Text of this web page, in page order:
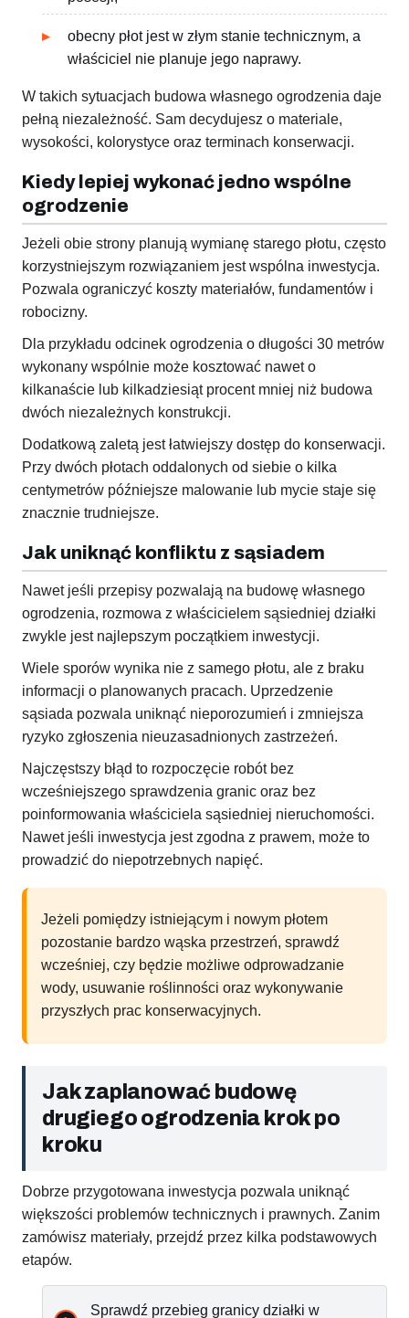
obecny płot jest w złym stanie technicznym, a
właściciel nie planuje jego naprawy.
W takich sytuacjach budowa własnego ogrodzenia daje
pełną niezależność. Sam decydujesz o materiale,
wysokości, kolorystyce oraz terminach konserwacji.
Kiedy lepiej wykonać jedno wspólne
ogrodzenie
Jeżeli obie strony planują wymianę starego płotu, często
korzystniejszym rozwiązaniem jest wspólna inwestycja.
Pozwala ograniczyć koszty materiałów, fundamentów i
robocizny.
Dla przykładu odcinek ogrodzenia o długości 30 metrów
wykonany wspólnie może kosztować nawet o
kilkanaście lub kilkadziesiąt procent mniej niż budowa
dwóch niezależnych konstrukcji.
Dodatkową zaletą jest łatwiejszy dostęp do konserwacji.
Przy dwóch płotach oddalonych od siebie o kilka
centymetrów późniejsze malowanie lub mycie staje się
znacznie trudniejsze.
Jak uniknąć konfliktu z sąsiadem
Nawet jeśli przepisy pozwalają na budowę własnego
ogrodzenia, rozmowa z właścicielem sąsiedniej działki
zwykle jest najlepszym początkiem inwestycji.
Wiele sporów wynika nie z samego płotu, ale z braku
informacji o planowanych pracach. Uprzedzenie
sąsiada pozwala uniknąć nieporozumień i zmniejsza
ryzyko zgłoszenia nieuzasadnionych zastrzeżeń.
Najczęstszy błąd to rozpoczęcie robót bez
wcześniejszego sprawdzenia granic oraz bez
poinformowania właściciela sąsiedniej nieruchomości.
Nawet jeśli inwestycja jest zgodna z prawem, może to
prowadzić do niepotrzebnych napięć.
Jeżeli pomiędzy istniejącym i nowym płotem
pozostanie bardzo wąska przestrzeń, sprawdź
wcześniej, czy będzie możliwe odprowadzanie
wody, usuwanie roślinności oraz wykonywanie
przyszłych prac konserwacyjnych.
Jak zaplanować budowę
drugiego ogrodzenia krok po
kroku
Dobrze przygotowana inwestycja pozwala uniknąć
większości problemów technicznych i prawnych. Zanim
zamówisz materiały, przejdź przez kilka podstawowych
etapów.
Sprawdź przebieg granicy działki w